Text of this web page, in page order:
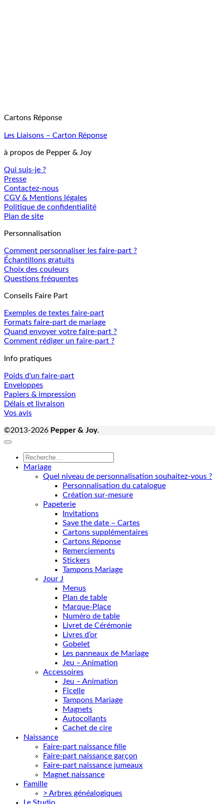
Cartons Réponse
Les Liaisons – Carton Réponse
à propos de Pepper & Joy
Qui suis-je ?
Presse
Contactez-nous
CGV & Mentions légales
Politique de confidentialité
Plan de site
Personnalisation
Comment personnaliser les faire-part ?
Échantillons gratuits
Choix des couleurs
Questions fréquentes
Conseils Faire Part
Exemples de textes faire-part
Formats faire-part de mariage
Quand envoyer votre faire-part ?
Comment rédiger un faire-part ?
Info pratiques
Poids d'un faire-part
Enveloppes
Papiers & impression
Délais et livraison
Vos avis
©2013-2026 Pepper & Joy.
Recherche
pour :
Mariage
Quel niveau de personnalisation souhaitez-vous ?
Personnalisation du catalogue
Création sur-mesure
Papeterie
Invitations
Save the date – Cartes
Cartons supplémentaires
Cartons Réponse
Remerciements
Stickers
Tampons Mariage
Jour J
Menus
Plan de table
Marque-Place
Numéro de table
Livret de Cérémonie
Livres d’or
Gobelet
Les panneaux de Mariage
Jeu – Animation
Accessoires
Jeu – Animation
Ficelle
Tampons Mariage
Magnets
Autocollants
Cachet de cire
Naissance
Faire-part naissance fille
Faire-part naissance garçon
Faire-part naissance jumeaux
Magnet naissance
Famille
> Arbres généalogiques